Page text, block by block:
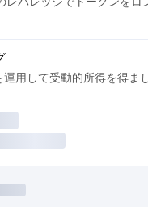
レバレッジでトークンをロ
運用して受動的所得を得ま